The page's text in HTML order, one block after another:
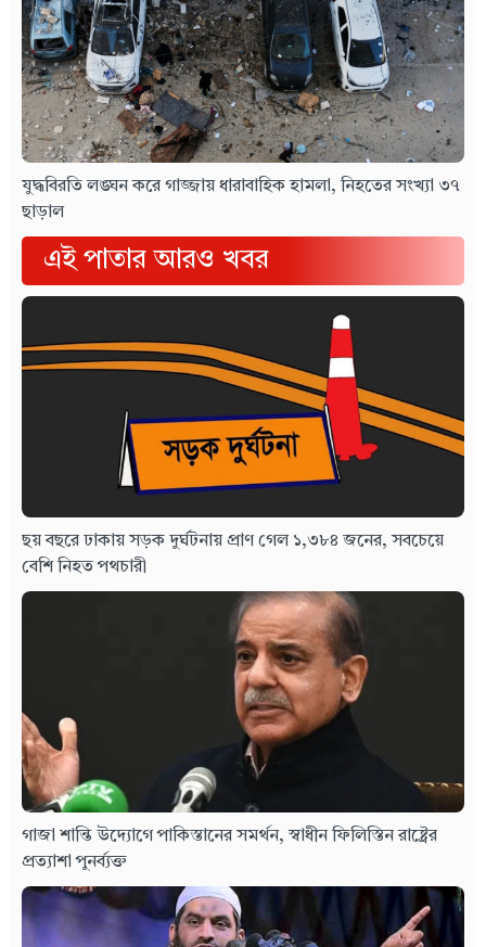
যুদ্ধবিরতি লঙ্ঘন করে গাজ্জায় ধারাবাহিক হামলা, নিহতের সংখ্যা ৩৭
ছাড়াল
এই পাতার আরও খবর
ছয় বছরে ঢাকায় সড়ক দুর্ঘটনায় প্রাণ গেল ১,৩৮৪ জনের, সবচেয়ে
বেশি নিহত পথচারী
গাজা শান্তি উদ্যোগে পাকিস্তানের সমর্থন, স্বাধীন ফিলিস্তিন রাষ্ট্রের
প্রত্যাশা পুনর্ব্যক্ত